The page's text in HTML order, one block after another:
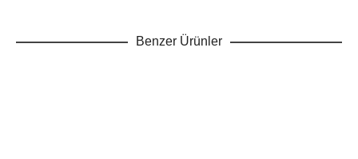
Benzer Ürünler